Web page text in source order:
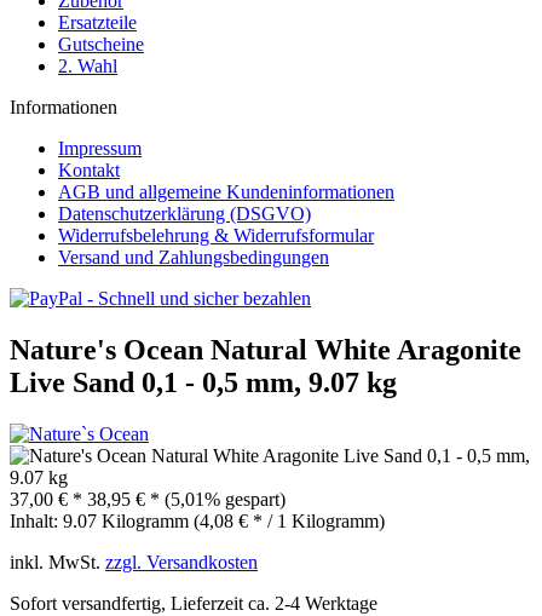
Ersatzteile
Gutscheine
2. Wahl
Informationen
Impressum
Kontakt
AGB und allgemeine Kundeninformationen
Datenschutzerklärung (DSGVO)
Widerrufsbelehrung & Widerrufsformular
Versand und Zahlungsbedingungen
Nature's Ocean Natural White Aragonite
Live Sand 0,1 - 0,5 mm, 9.07 kg
37,00 € * 38,95 € * (5,01% gespart)
Inhalt: 9.07 Kilogramm (4,08 € * / 1 Kilogramm)
inkl. MwSt. zzgl. Versandkosten
Sofort versandfertig, Lieferzeit ca. 2-4 Werktage